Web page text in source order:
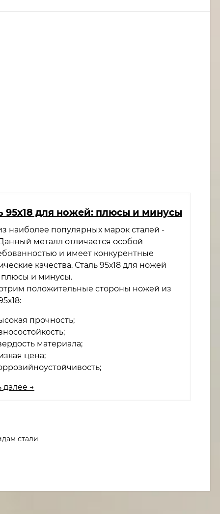
95х18 для ножей: плюсы и минусы
наиболее популярных марок сталей -
металл отличается особой
и имеет конкурентные
качества. Сталь 95х18 для ножей
и минусы.
положительные стороны ножей из
прочность;
материала;
цена;
далее →
стали